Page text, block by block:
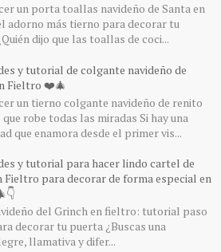
un porta toallas navideño de Santa en
adorno más tierno para decorar tu
dijo que las toallas de coci...
y tutorial de colgante navideño de
Fieltro ❤️🎄
un tierno colgante navideño de renito
robe todas las miradas Si hay una
que enamora desde el primer vis...
y tutorial para hacer lindo cartel de
Fieltro para decorar de forma especial en
del Grinch en fieltro: tutorial paso
decorar tu puerta ¿Buscas una
llamativa y difer...